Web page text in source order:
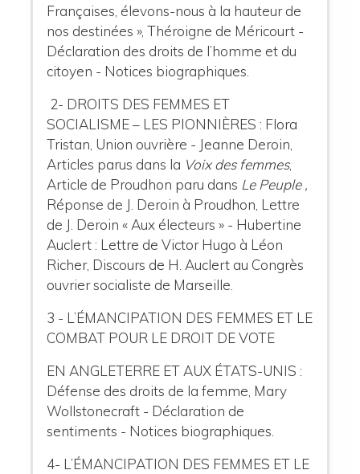
Françaises, élevons-nous à la hauteur de
nos destinées », Théroigne de Méricourt -
Déclaration des droits de l’homme et du
citoyen - Notices biographiques.
2- DROITS DES FEMMES ET
SOCIALISME – LES PIONNIÈRES : Flora
Tristan, Union ouvrière - Jeanne Deroin,
Articles parus dans la Voix des femmes,
Article de Proudhon paru dans Le Peuple ,
Réponse de J. Deroin à Proudhon, Lettre
de J. Deroin « Aux électeurs » - Hubertine
Auclert : Lettre de Victor Hugo à Léon
Richer, Discours de H. Auclert au Congrès
ouvrier socialiste de Marseille.
3 - L’ÉMANCIPATION DES FEMMES ET LE
COMBAT POUR LE DROIT DE VOTE
EN ANGLETERRE ET AUX ÉTATS-UNIS :
Défense des droits de la femme, Mary
Wollstonecraft - Déclaration de
sentiments - Notices biographiques.
4- L’ÉMANCIPATION DES FEMMES ET LE